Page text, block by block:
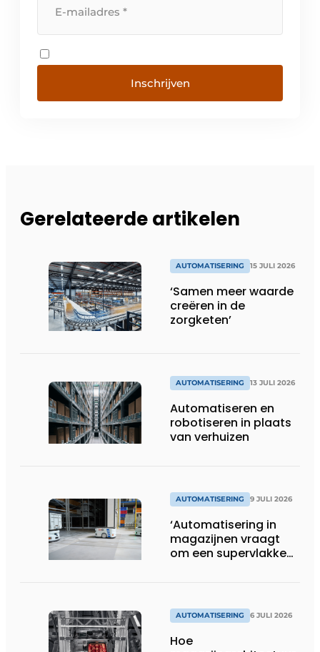
Inschrijven
Gerelateerde artikelen
AUTOMATISERING 15 JULI 2026
‘Samen meer waarde
creëren in de
zorgketen’
AUTOMATISERING 13 JULI 2026
Automatiseren en
robotiseren in plaats
van verhuizen
AUTOMATISERING 9 JULI 2026
‘Automatisering in
magazijnen vraagt
om een supervlakke
AUTOMATISERING 6 JULI 2026
Hoe